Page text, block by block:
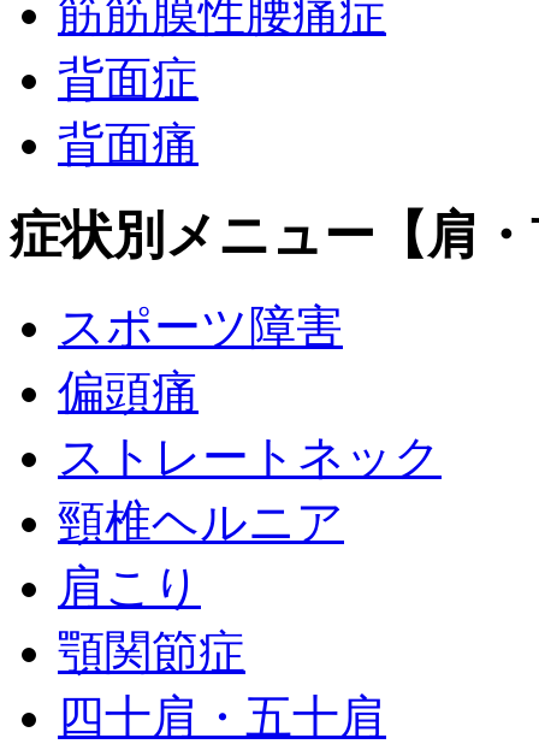
筋筋膜性腰痛症
背面症
背面痛
症状別メニュー【肩
スポーツ障害
偏頭痛
ストレートネック
頸椎ヘルニア
肩こり
顎関節症
四十肩・五十肩